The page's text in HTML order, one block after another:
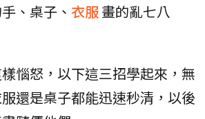
、桌子、 衣服畫的亂七八
惱怒，以下這三招學起來，無
還是桌子都能迅速秒清，以後